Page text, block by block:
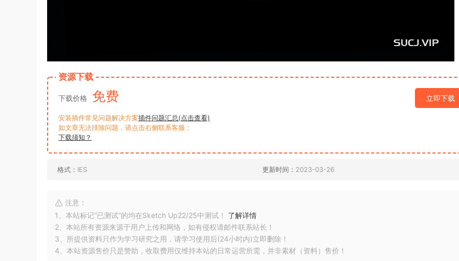
资源下载
下载价格 免费 立即下载
安装插件常见问题解决方案插件问题汇总(点击查看)
如文章无法排除问题，请点击右侧联系客服；
下载须知？
格式： IES 更新时间： 2023-03-26
注意：
1、本站标记“已测试”的均在Sketch Up22/25中测试！ 了解详情
2、本站所有资源来源于用户上传和网络，如有侵权请邮件联系站长！
3、所提供资料只作为学习研究之用，请学习使用后(24小时内)立即删除！
4、本站资源售价只是赞助，收取费用仅维持本站的日常运营所需，并非素材（资料）售价！